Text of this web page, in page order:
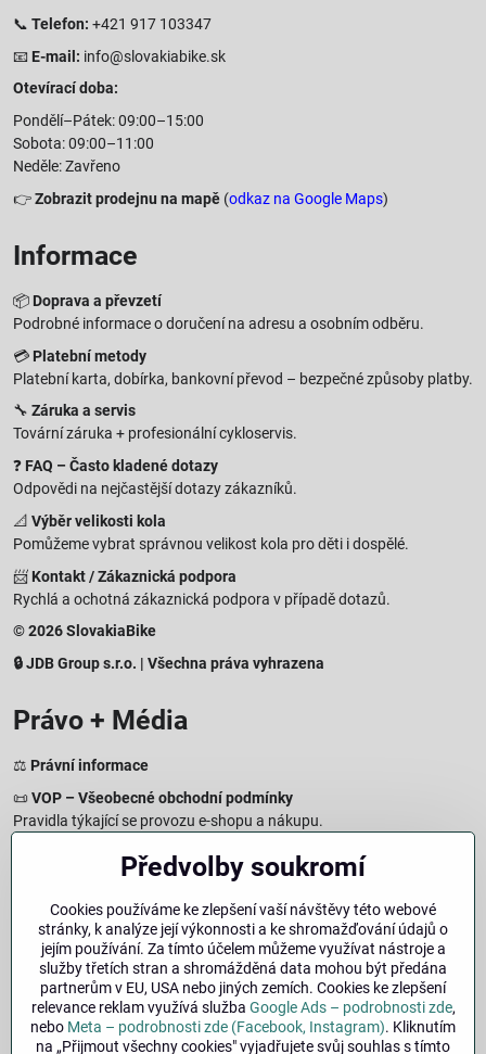
📞 Telefon: +421 917 103347
📧 E-mail: info@slovakiabike.sk
Otevírací doba:
Pondělí–Pátek: 09:00–15:00
Sobota: 09:00–11:00
Neděle: Zavřeno
👉Zobrazit prodejnu na mapě (odkaz na Google Maps)
Informace
📦 Doprava a převzetí
Podrobné informace o doručení na adresu a osobním odběru.
💳 Platební metody
Platební karta, dobírka, bankovní převod – bezpečné způsoby platby.
🔧 Záruka a servis
Tovární záruka + profesionální cykloservis.
❓ FAQ – Často kladené dotazy
Odpovědi na nejčastější dotazy zákazníků.
📐 Výběr velikosti kola
Pomůžeme vybrat správnou velikost kola pro děti i dospělé.
📨 Kontakt / Zákaznická podpora
Rychlá a ochotná zákaznická podpora v případě dotazů.
© 2026 SlovakiaBike
🔒 JDB Group s.r.o. | Všechna práva vyhrazena
Právo + Média
⚖️ Právní informace
📜VOP – Všeobecné obchodní podmínky
Pravidla týkající se provozu e-shopu a nákupu.
Zásady zpracování osobních údajů
Jak chráníme a zpracováváme vaše osobní údaje.
Informace o cookies
Informace o používaných cookies a zpracování údajů na webu.
Právo na odstoupení – 14denní vrácení
Postup a podmínky odstoupení od nákupu.
Impresum
Údaje o provozovateli a právní informace.
Předvolby soukromí
Cookies používáme ke zlepšení vaší návštěvy této webové
stránky, k analýze její výkonnosti a ke shromažďování údajů o
jejím používání. Za tímto účelem můžeme využívat nástroje a
služby třetích stran a shromážděná data mohou být předána
partnerům v EU, USA nebo jiných zemích. Cookies ke zlepšení
relevance reklam využívá služba Google Ads – podrobnosti zde,
nebo Meta – podrobnosti zde (Facebook, Instagram). Kliknutím
na „Přijmout všechny cookies" vyjadřujete svůj souhlas s tímto